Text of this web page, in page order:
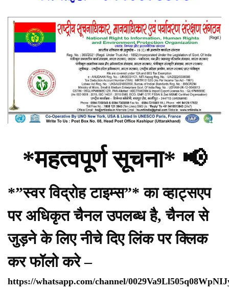
*महत्वपूर्ण सूचना* 📢
*”स्वर विद्रोह टाइम्स”* का व्हाट्सएप
पर अधिकृत चैनल उपलब्ध है, चैनल से
जुड़ने के लिए नीचे दिए लिंक पर क्लिक
कर फॉलो करे –
https://whatsapp.com/channel/